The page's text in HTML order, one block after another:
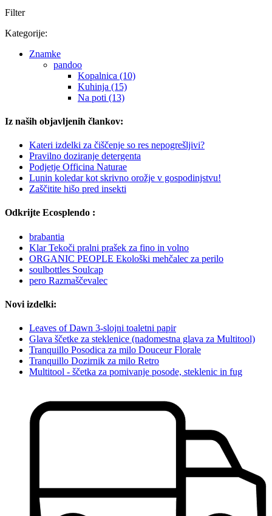
Filter
Kategorije:
Znamke
pandoo
Kopalnica (10)
Kuhinja (15)
Na poti (13)
Iz naših objavljenih člankov:
Kateri izdelki za čiščenje so res nepogrešljivi?
Pravilno doziranje detergenta
Podjetje Officina Naturae
Lunin koledar kot skrivno orožje v gospodinjstvu!
Zaščitite hišo pred insekti
Odkrijte Ecosplendo :
brabantia
Klar Tekoči pralni prašek za fino in volno
ORGANIC PEOPLE Ekološki mehčalec za perilo
soulbottles Soulcap
pero Razmaščevalec
Novi izdelki:
Leaves of Dawn 3-slojni toaletni papir
Glava ščetke za steklenice (nadomestna glava za Multitool)
Tranquillo Posodica za milo Douceur Florale
Tranquillo Dozirnik za milo Retro
Multitool - ščetka za pomivanje posode, steklenic in fug